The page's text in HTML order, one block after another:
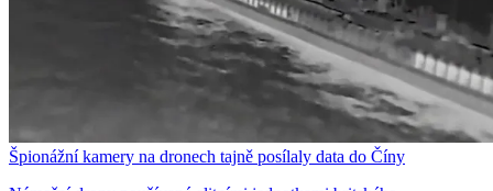
Špionážní kamery na dronech tajně posílaly data do Číny